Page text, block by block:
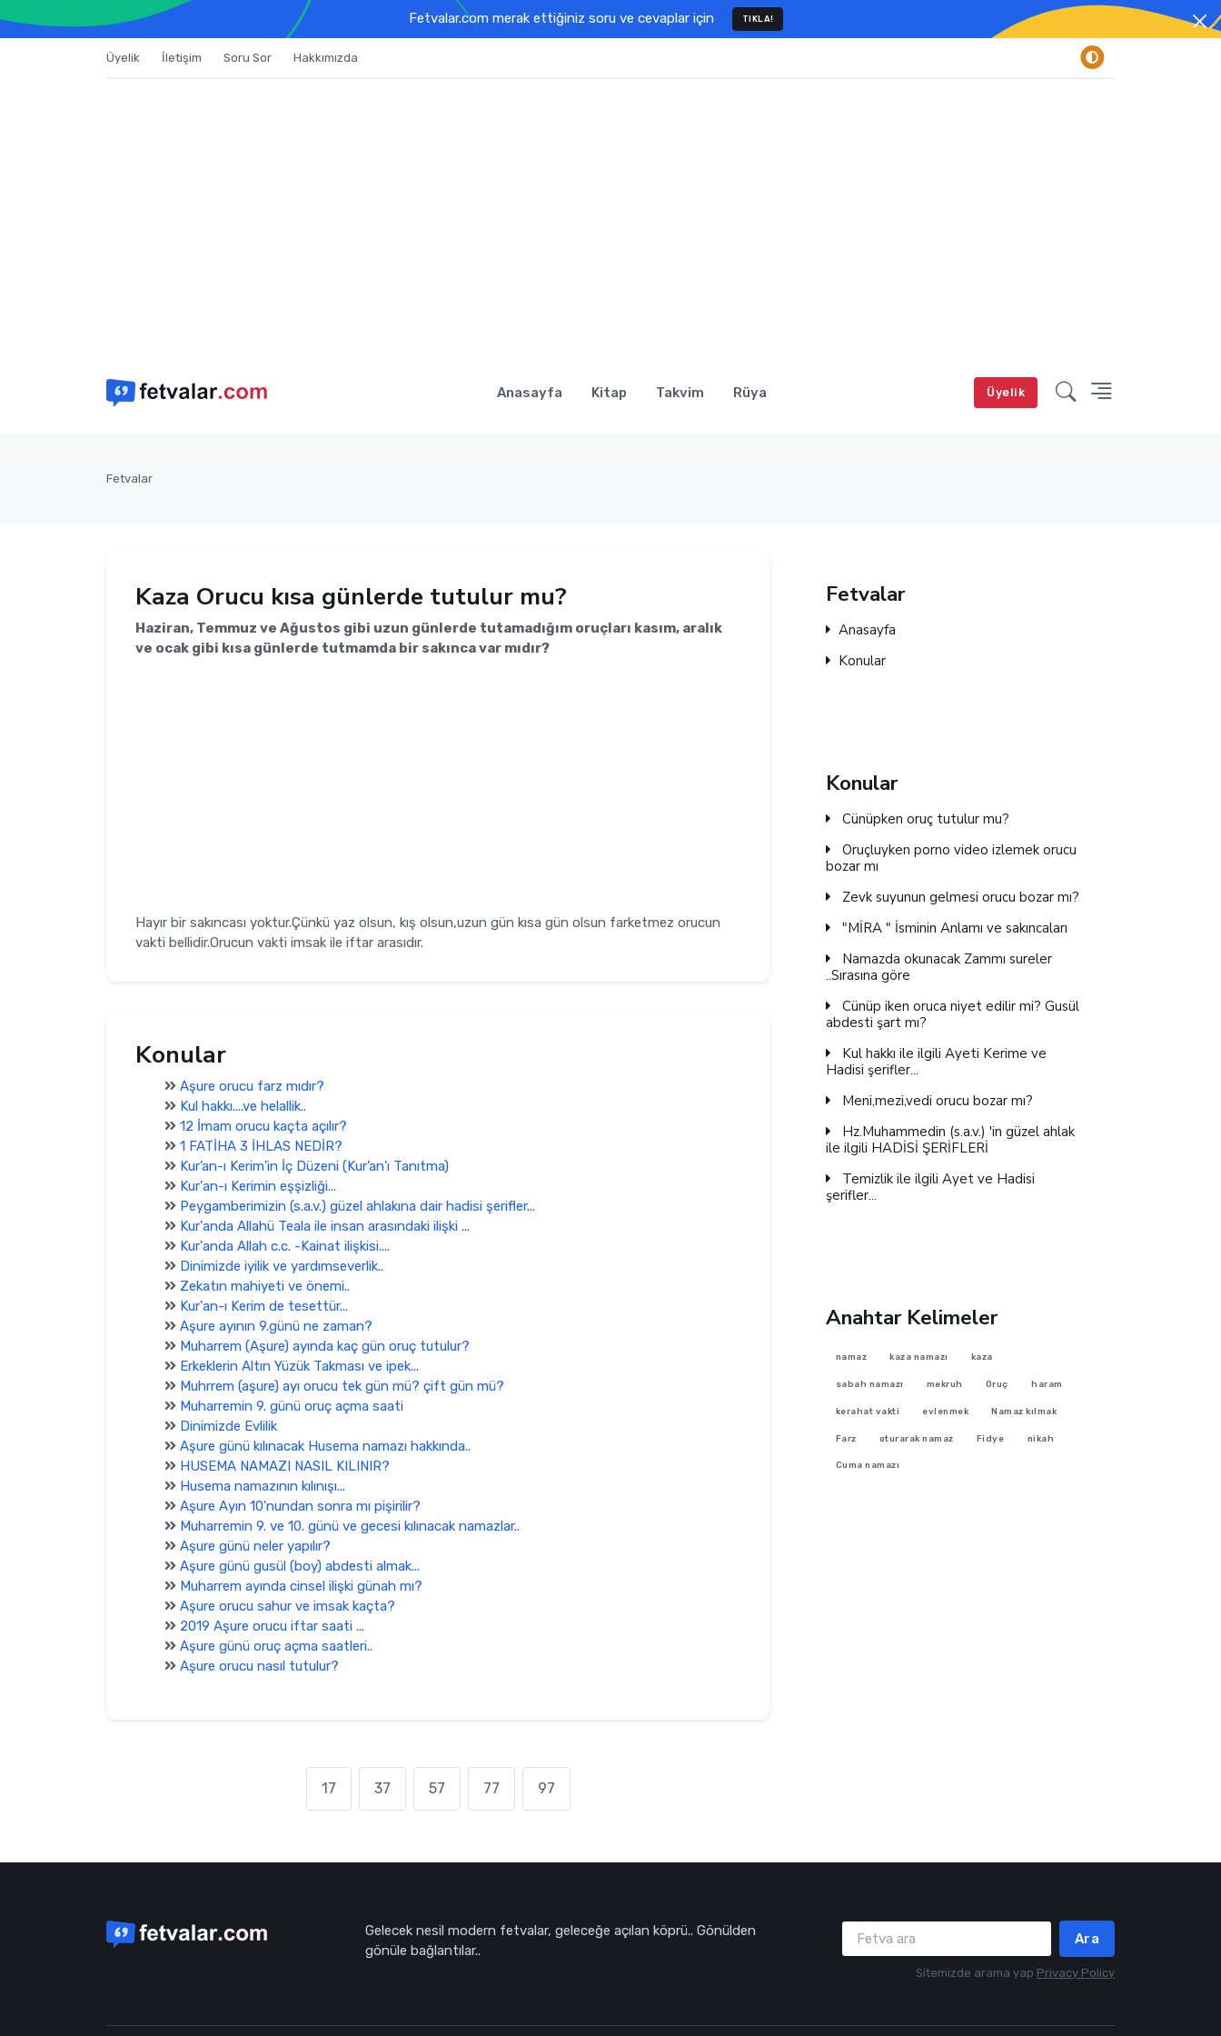
Fetvalar.com merak ettiğiniz soru ve cevaplar için TIKLA!
Üyelik İletişim Soru Sor Hakkımızda
Anasayfa Kitap Takvim Rüya Üyelik
Fetvalar
Kaza Orucu kısa günlerde tutulur mu?
Haziran, Temmuz ve Ağustos gibi uzun günlerde tutamadığım oruçları kasım, aralık
ve ocak gibi kısa günlerde tutmamda bir sakınca var mıdır?
Hayır bir sakıncası yoktur.Çünkü yaz olsun, kış olsun,uzun gün kısa gün olsun farketmez orucun
vakti bellidir.Orucun vakti imsak ile iftar arasıdır.
Konular
Aşure orucu farz mıdır?
Kul hakkı....ve helallik..
12 İmam orucu kaçta açılır?
1 FATİHA 3 İHLAS NEDİR?
Kur’an-ı Kerim’in İç Düzeni (Kur’an’ı Tanıtma)
Kur'an-ı Kerimin eşşizliği...
Peygamberimizin (s.a.v.) güzel ahlakına dair hadisi şerifler...
Kur'anda Allahü Teala ile insan arasındaki ilişki ...
Kur'anda Allah c.c. -Kainat ilişkisi....
Dinimizde iyilik ve yardımseverlik..
Zekatın mahiyeti ve önemi..
Kur'an-ı Kerim de tesettür...
Aşure ayının 9.günü ne zaman?
Muharrem (Aşure) ayında kaç gün oruç tutulur?
Erkeklerin Altın Yüzük Takması ve ipek...
Muhrrem (aşure) ayı orucu tek gün mü? çift gün mü?
Muharremin 9. günü oruç açma saati
Dinimizde Evlilik
Aşure günü kılınacak Husema namazı hakkında..
HUSEMA NAMAZI NASIL KILINIR?
Husema namazının kılınışı...
Aşure Ayın 10'nundan sonra mı pişirilir?
Muharremin 9. ve 10. günü ve gecesi kılınacak namazlar..
Aşure günü neler yapılır?
Aşure günü gusül (boy) abdesti almak...
Muharrem ayında cinsel ilişki günah mı?
Aşure orucu sahur ve imsak kaçta?
2019 Aşure orucu iftar saati ...
Aşure günü oruç açma saatleri..
Aşure orucu nasıl tutulur?
17 37 57 77 97
Fetvalar
Anasayfa
Konular
Konular
Cünüpken oruç tutulur mu?
Oruçluyken porno video izlemek orucu
bozar mı
Zevk suyunun gelmesi orucu bozar mı?
"MİRA " İsminin Anlamı ve sakıncaları
Namazda okunacak Zammı sureler
..Sırasına göre
Cünüp iken oruca niyet edilir mi? Gusül
abdesti şart mı?
Kul hakkı ile ilgili Ayeti Kerime ve
Hadisi şerifler...
Meni,mezi,vedi orucu bozar mı?
Hz.Muhammedin (s.a.v.) 'in güzel ahlak
ile ilgili HADİSİ ŞERİFLERİ
Temizlik ile ilgili Ayet ve Hadisi
şerifler...
Anahtar Kelimeler
namaz kaza namazı kaza
sabah namazı mekruh Oruç haram
kerahat vakti evlenmek Namaz kılmak
Farz oturarak namaz Fidye nikah
Cuma namazı
Gelecek nesil modern fetvalar, geleceğe açılan köprü.. Gönülden
gönüle bağlantılar..
Ara
Sitemizde arama yap Privacy Policy